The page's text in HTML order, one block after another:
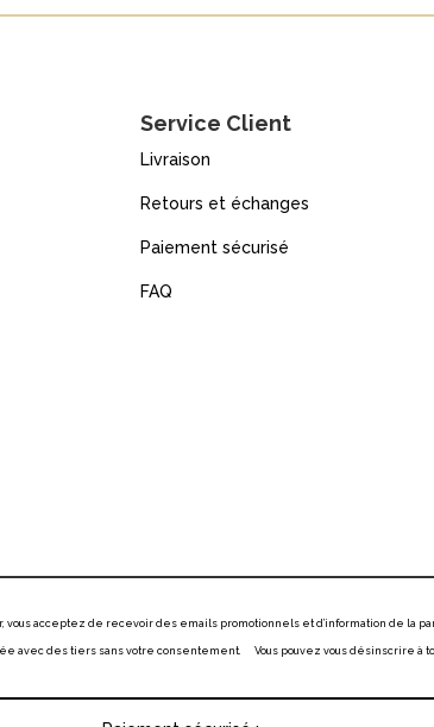
Service Client
Livraison
Retours et échanges
Paiement sécurisé
FAQ
vous acceptez de recevoir des emails promotionnels et d’information de
avec des tiers sans votre consentement. Vous pouvez vous désinscrire à